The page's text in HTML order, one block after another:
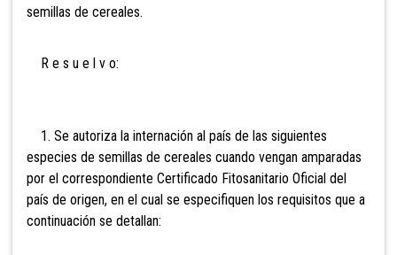
semillas de cereales.
R e s u e l v o:
1. Se autoriza la internación al país de las siguientes
especies de semillas de cereales cuando vengan amparadas
por el correspondiente Certificado Fitosanitario Oficial del
país de origen, en el cual se especifiquen los requisitos que a
continuación se detallan: